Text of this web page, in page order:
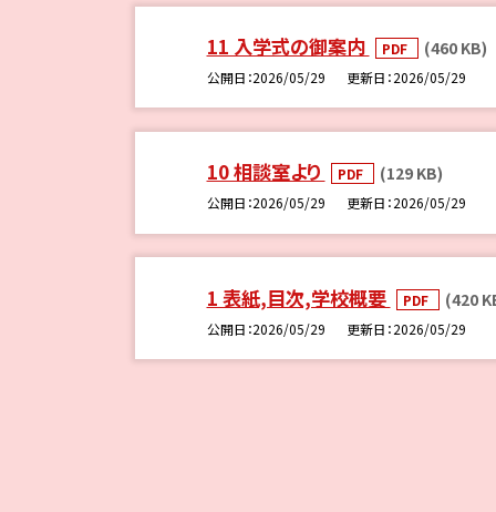
11 入学式の御案内 PDF (460 KB)
公開日 2026/05/29 更新日 2026/05/29
10 相談室より PDF (129 KB)
公開日 2026/05/29 更新日 2026/05/29
1 表紙,目次,学校概要 PDF (420
公開日 2026/05/29 更新日 2026/05/29